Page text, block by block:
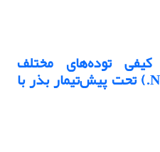
توده‌های مختلف
سیاه‌دانه(Nigella sativa L.) تحت پیش‌تیمار بذر با